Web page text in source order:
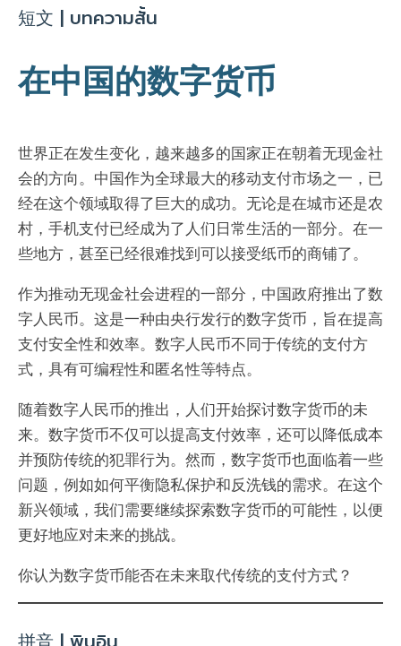
短文 | บทความสั้น
在中国的数字货币
世界正在发生变化，越来越多的国家正在朝着无现金社
会的方向。中国作为全球最大的移动支付市场之一，已
经在这个领域取得了巨大的成功。无论是在城市还是农
村，手机支付已经成为了人们日常生活的一部分。在一
些地方，甚至已经很难找到可以接受纸币的商铺了。
作为推动无现金社会进程的一部分，中国政府推出了数
字人民币。这是一种由央行发行的数字货币，旨在提高
支付安全性和效率。数字人民币不同于传统的支付方
式，具有可编程性和匿名性等特点。
随着数字人民币的推出，人们开始探讨数字货币的未
来。数字货币不仅可以提高支付效率，还可以降低成本
并预防传统的犯罪行为。然而，数字货币也面临着一些
问题，例如如何平衡隐私保护和反洗钱的需求。在这个
新兴领域，我们需要继续探索数字货币的可能性，以便
更好地应对未来的挑战。
你认为数字货币能否在未来取代传统的支付方式？